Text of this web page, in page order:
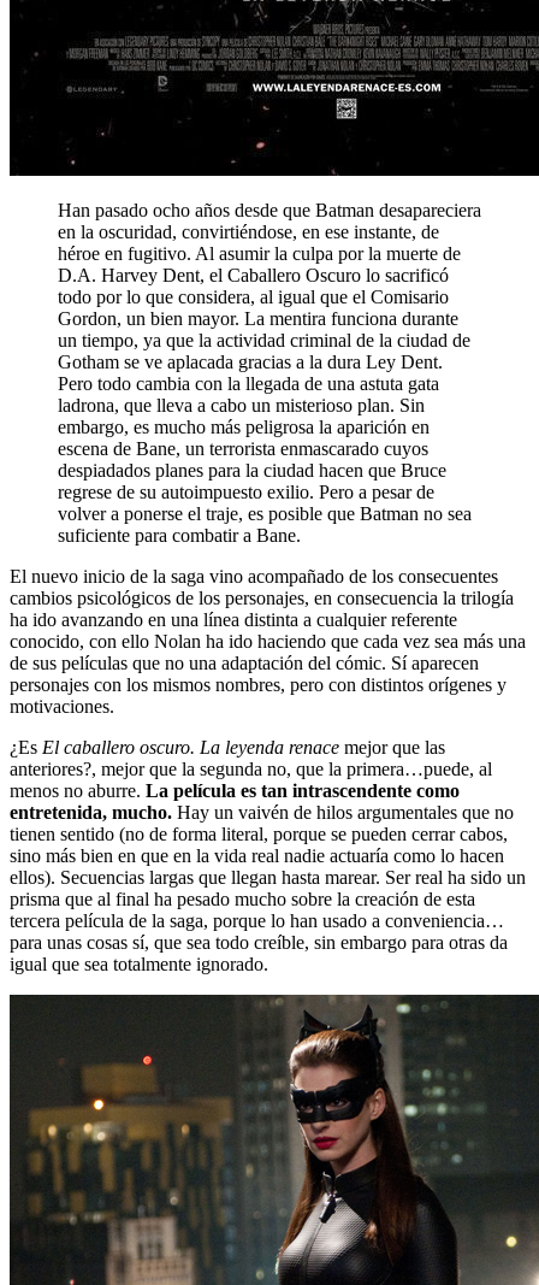
Han pasado ocho años desde que Batman desapareciera
en la oscuridad, convirtiéndose, en ese instante, de
héroe en fugitivo. Al asumir la culpa por la muerte de
D.A. Harvey Dent, el Caballero Oscuro lo sacrificó
todo por lo que considera, al igual que el Comisario
Gordon, un bien mayor. La mentira funciona durante
un tiempo, ya que la actividad criminal de la ciudad de
Gotham se ve aplacada gracias a la dura Ley Dent.
Pero todo cambia con la llegada de una astuta gata
ladrona, que lleva a cabo un misterioso plan. Sin
embargo, es mucho más peligrosa la aparición en
escena de Bane, un terrorista enmascarado cuyos
despiadados planes para la ciudad hacen que Bruce
regrese de su autoimpuesto exilio. Pero a pesar de
volver a ponerse el traje, es posible que Batman no sea
suficiente para combatir a Bane.
El nuevo inicio de la saga vino acompañado de los consecuentes
cambios psicológicos de los personajes, en consecuencia la trilogía
ha ido avanzando en una línea distinta a cualquier referente
conocido, con ello Nolan ha ido haciendo que cada vez sea más una
de sus películas que no una adaptación del cómic. Sí aparecen
personajes con los mismos nombres, pero con distintos orígenes y
motivaciones.
¿Es El caballero oscuro. La leyenda renace mejor que las
anteriores?, mejor que la segunda no, que la primera…puede, al
menos no aburre. La película es tan intrascendente como
entretenida, mucho. Hay un vaivén de hilos argumentales que no
tienen sentido (no de forma literal, porque se pueden cerrar cabos,
sino más bien en que en la vida real nadie actuaría como lo hacen
ellos). Secuencias largas que llegan hasta marear. Ser real ha sido un
prisma que al final ha pesado mucho sobre la creación de esta
tercera película de la saga, porque lo han usado a conveniencia…
para unas cosas sí, que sea todo creíble, sin embargo para otras da
igual que sea totalmente ignorado.